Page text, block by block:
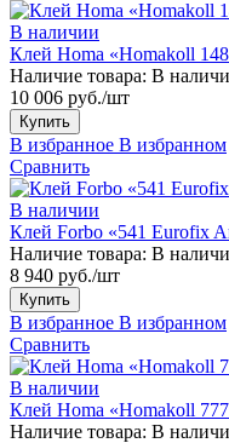
В наличии
Клей Homa «Homakoll
Наличие товара: В
10 006 руб./шт
Купить
В избранное В избранном
Сравнить
В наличии
Клей Forbo «541 Eurofix
Наличие товара: В
8 940 руб./шт
Купить
В избранное В избранном
Сравнить
В наличии
Клей Homa «Homakoll
Наличие товара: В